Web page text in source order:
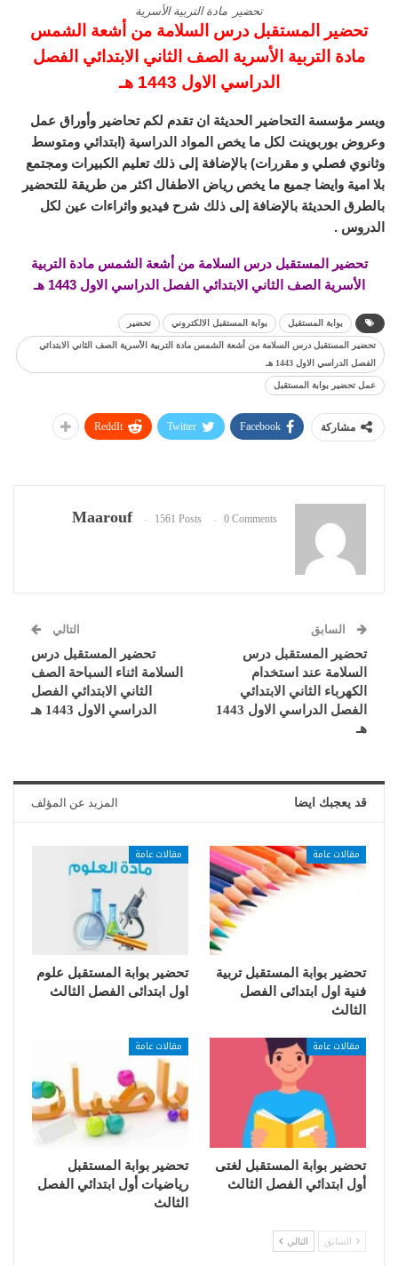
تحضير مادة التربية الأسرية
تحضير المستقبل درس السلامة من أشعة الشمس
مادة التربية الأسرية الصف الثاني الابتدائي الفصل
الدراسي الاول 1443 هـ
ويسر مؤسسة التحاضير الحديثة ان تقدم لكم تحاضير وأوراق عمل
وعروض بوربوينت لكل ما يخص المواد الدراسية (ابتدائي ومتوسط
وثانوي فصلي و مقررات) بالإضافة إلى ذلك تعليم الكبيرات ومجتمع
بلا امية وايضا جميع ما يخص رياض الاطفال اكثر من طريقة للتحضير
بالطرق الحديثة بالإضافة إلى ذلك شرح فيديو واثراءات عين لكل
الدروس .
تحضير المستقبل درس السلامة من أشعة الشمس مادة التربية
الأسرية الصف الثاني الابتدائي الفصل الدراسي الاول 1443 هـ
بوابة المستقبل بوابة المستقبل الالكتروني تحضير
تحضير المستقبل درس السلامة من أشعة الشمس مادة التربية الأسرية الصف الثاني الابتدائي
الفصل الدراسي الاول 1443 هـ
عمل تحضير بوابة المستقبل
مشاركة Facebook
Twitter
ReddIt
Maarouf 1561 Posts 0 Comments
السابق
تحضير المستقبل درس
السلامة عند استخدام
الكهرباء الثاني الابتدائي
الفصل الدراسي الاول 1443
هـ
التالي
تحضير المستقبل درس
السلامة اثناء السباحة الصف
الثاني الابتدائي الفصل
الدراسي الاول 1443 هـ
قد يعجبك ايضا المزيد عن المؤلف
مقالات عامة
تحضير بوابة المستقبل تربية
فنية اول ابتدائى الفصل
الثالث
مقالات عامة
تحضير بوابة المستقبل علوم
اول ابتدائى الفصل الثالث
مقالات عامة
تحضير بوابة المستقبل لغتى
أول ابتدائي الفصل الثالث
مقالات عامة
تحضير بوابة المستقبل
رياضيات أول ابتدائي الفصل
الثالث
السابق التالي